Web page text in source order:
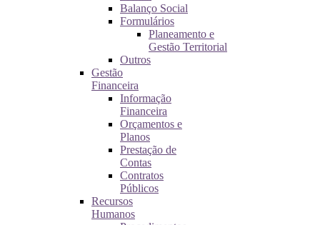
Balanço Social
Formulários
Planeamento e
Gestão Territorial
Outros
Gestão
Financeira
Informação
Financeira
Orçamentos e
Planos
Prestação de
Contas
Contratos
Públicos
Recursos
Humanos